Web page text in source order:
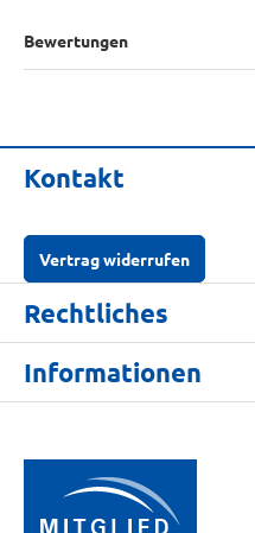
Bewertungen
Kontakt
Vertrag widerrufen
Rechtliches
Informationen